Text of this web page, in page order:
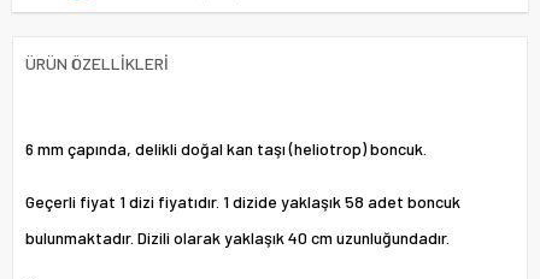
ÜRÜN ÖZELLIKLERI
6 mm çapında, delikli doğal kan taşı (heliotrop) boncuk.
Geçerli fiyat 1 dizi fiyatıdır. 1 dizide yaklaşık 58 adet boncuk
bulunmaktadır. Dizili olarak yaklaşık 40 cm uzunluğundadır.